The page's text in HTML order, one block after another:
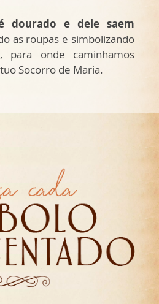
dourado e dele saem
as roupas e simbolizando
onde caminhamos
Socorro de Maria.